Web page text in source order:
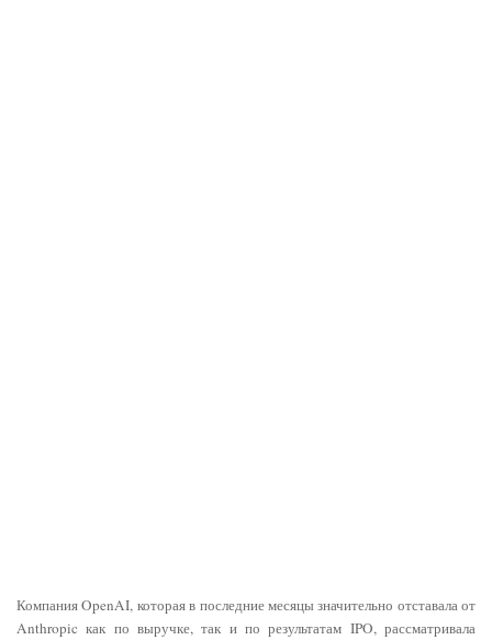
Компания OpenAI, которая в последние месяцы значительно отставала от
Anthropic как по выручке, так и по результатам IPO, рассматривала